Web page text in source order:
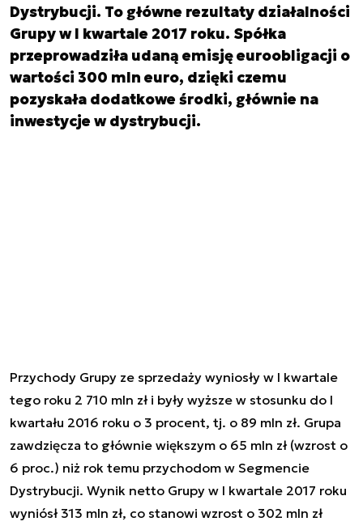
Dystrybucji. To główne rezultaty działalności
Grupy w I kwartale 2017 roku. Spółka
przeprowadziła udaną emisję euroobligacji o
wartości 300 mln euro, dzięki czemu
pozyskała dodatkowe środki, głównie na
inwestycje w dystrybucji.
Przychody Grupy ze sprzedaży wyniosły w I kwartale
tego roku 2 710 mln zł i były wyższe w stosunku do I
kwartału 2016 roku o 3 procent, tj. o 89 mln zł. Grupa
zawdzięcza to głównie większym o 65 mln zł (wzrost o
6 proc.) niż rok temu przychodom w Segmencie
Dystrybucji. Wynik netto Grupy w I kwartale 2017 roku
wyniósł 313 mln zł, co stanowi wzrost o 302 mln zł